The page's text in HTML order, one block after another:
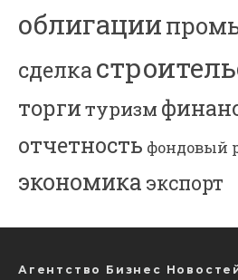
облигации
сделка
торгитуризм
отчетность фондовый
экономика экспорт
Агентство Бизнес